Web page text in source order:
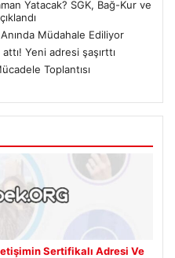
Yatacak? SGK, Bağ-Kur ve
Anında Müdahale Ediliyor
Yeni adresi şaşırttı
Toplantısı
Sertifikalı Adresi Ve